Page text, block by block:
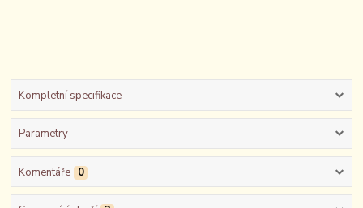
Kompletní specifikace
Parametry
Komentáře 0